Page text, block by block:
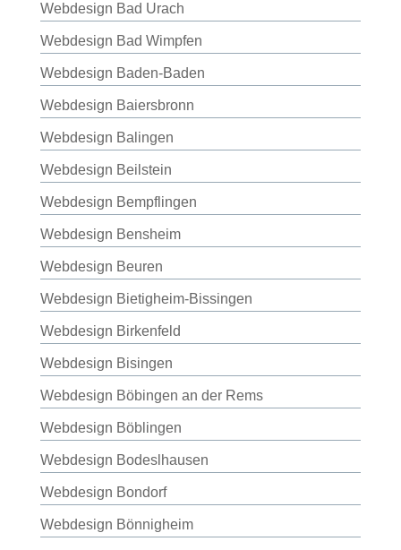
Webdesign Bad Urach
Webdesign Bad Wimpfen
Webdesign Baden-Baden
Webdesign Baiersbronn
Webdesign Balingen
Webdesign Beilstein
Webdesign Bempflingen
Webdesign Bensheim
Webdesign Beuren
Webdesign Bietigheim-Bissingen
Webdesign Birkenfeld
Webdesign Bisingen
Webdesign Böbingen an der Rems
Webdesign Böblingen
Webdesign Bodeslhausen
Webdesign Bondorf
Webdesign Bönnigheim